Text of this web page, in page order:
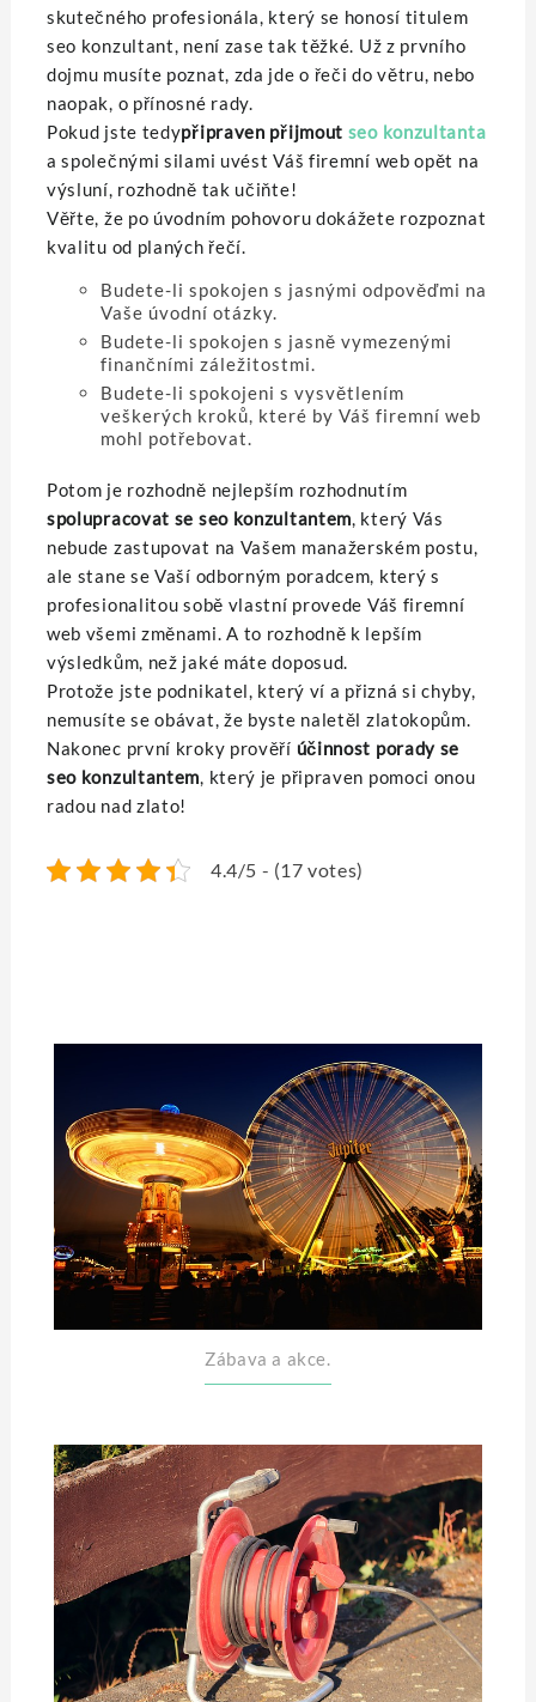
skutečného profesionála, který se honosí titulem
seo konzultant, není zase tak těžké. Už z prvního
dojmu musíte poznat, zda jde o řeči do větru, nebo
naopak, o přínosné rady.
Pokud jste tedypřipraven přijmout seo konzultanta
a společnými silami uvést Váš firemní web opět na
výsluní, rozhodně tak učiňte!
Věřte, že po úvodním pohovoru dokážete rozpoznat
kvalitu od planých řečí.
Budete-li spokojen s jasnými odpověďmi na
Vaše úvodní otázky.
Budete-li spokojen s jasně vymezenými
finančními záležitostmi.
Budete-li spokojeni s vysvětlením
veškerých kroků, které by Váš firemní web
mohl potřebovat.
Potom je rozhodně nejlepším rozhodnutím
spolupracovat se seo konzultantem, který Vás
nebude zastupovat na Vašem manažerském postu,
ale stane se Vaší odborným poradcem, který s
profesionalitou sobě vlastní provede Váš firemní
web všemi změnami. A to rozhodně k lepším
výsledkům, než jaké máte doposud.
Protože jste podnikatel, který ví a přizná si chyby,
nemusíte se obávat, že byste naletěl zlatokopům.
Nakonec první kroky prověří účinnost porady se
seo konzultantem, který je připraven pomoci onou
radou nad zlato!
4.4/5 - (17 votes)
Zábava a akce.